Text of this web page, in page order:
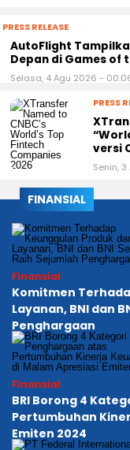
PRESS RELEASE
AutoFlight
Depan di Games of
Selasa, 4 Agu 2026 -
PRESS
versi
Senin,
FINANSIAL
Finansial
Komitmen
Layanan, BNI dan
Penghargaan
Finansial
BRI Borong 4
Pertumbuhan
Emiten 2024